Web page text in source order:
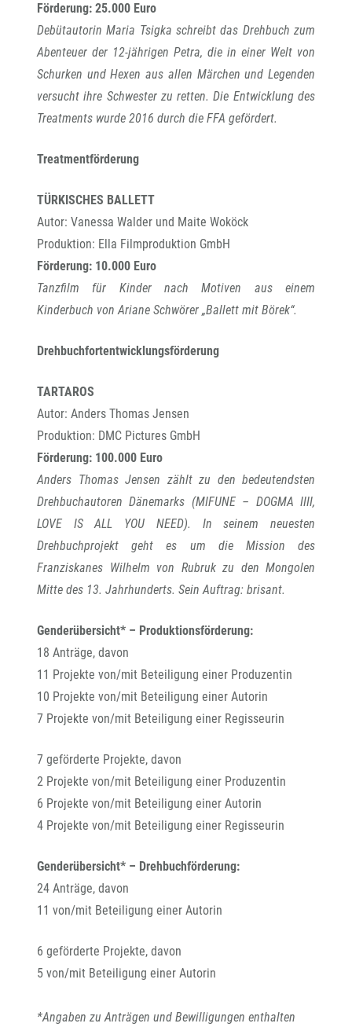
Förderung: 25.000 Euro
Debütautorin Maria Tsigka schreibt das Drehbuch zum
Abenteuer der 12-jährigen Petra, die in einer Welt von
Schurken und Hexen aus allen Märchen und Legenden
versucht ihre Schwester zu retten. Die Entwicklung des
Treatments wurde 2016 durch die FFA gefördert.
Treatmentförderung
TÜRKISCHES BALLETT
Autor: Vanessa Walder und Maite Woköck
Produktion: Ella Filmproduktion GmbH
Förderung: 10.000 Euro
Tanzfilm für Kinder nach Motiven aus einem
Kinderbuch von Ariane Schwörer „Ballett mit Börek“.
Drehbuchfortentwicklungsförderung
TARTAROS
Autor: Anders Thomas Jensen
Produktion: DMC Pictures GmbH
Förderung: 100.000 Euro
Anders Thomas Jensen zählt zu den bedeutendsten
Drehbuchautoren Dänemarks (MIFUNE – DOGMA IIII,
LOVE IS ALL YOU NEED). In seinem neuesten
Drehbuchprojekt geht es um die Mission des
Franziskanes Wilhelm von Rubruk zu den Mongolen
Mitte des 13. Jahrhunderts. Sein Auftrag: brisant.
Genderübersicht* – Produktionsförderung:
18 Anträge, davon
11 Projekte von/mit Beteiligung einer Produzentin
10 Projekte von/mit Beteiligung einer Autorin
7 Projekte von/mit Beteiligung einer Regisseurin
7 geförderte Projekte, davon
2 Projekte von/mit Beteiligung einer Produzentin
6 Projekte von/mit Beteiligung einer Autorin
4 Projekte von/mit Beteiligung einer Regisseurin
Genderübersicht* – Drehbuchförderung:
24 Anträge, davon
11 von/mit Beteiligung einer Autorin
6 geförderte Projekte, davon
5 von/mit Beteiligung einer Autorin
*Angaben zu Anträgen und Bewilligungen enthalten